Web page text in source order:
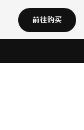
前往购买